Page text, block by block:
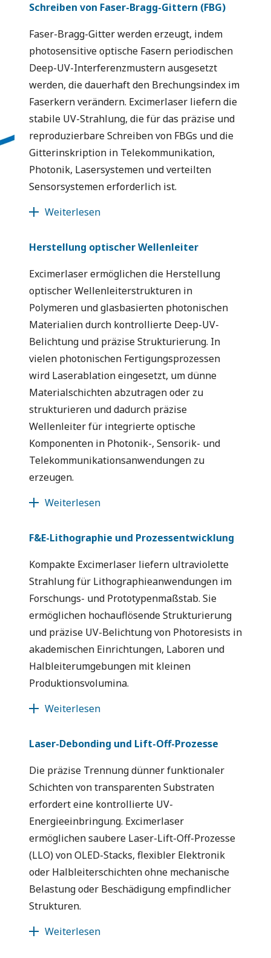
Schreiben von Faser-Bragg-Gittern (FBG)
Faser-Bragg-Gitter werden erzeugt, indem
photosensitive optische Fasern periodischen
Deep-UV-Interferenzmustern ausgesetzt
werden, die dauerhaft den Brechungsindex im
Faserkern verändern. Excimerlaser liefern die
stabile UV-Strahlung, die für das präzise und
reproduzierbare Schreiben von FBGs und die
Gitterinskription in Telekommunikation,
Photonik, Lasersystemen und verteilten
Sensorsystemen erforderlich ist.
Weiterlesen
Herstellung optischer Wellenleiter
Excimerlaser ermöglichen die Herstellung
optischer Wellenleiterstrukturen in
Polymeren und glasbasierten photonischen
Materialien durch kontrollierte Deep-UV-
Belichtung und präzise Strukturierung. In
vielen photonischen Fertigungsprozessen
wird Laserablation eingesetzt, um dünne
Materialschichten abzutragen oder zu
strukturieren und dadurch präzise
Wellenleiter für integrierte optische
Komponenten in Photonik-, Sensorik- und
Telekommunikationsanwendungen zu
erzeugen.
Weiterlesen
F&E-Lithographie und Prozessentwicklung
Kompakte Excimerlaser liefern ultraviolette
Strahlung für Lithographieanwendungen im
Forschungs- und Prototypenmaßstab. Sie
ermöglichen hochauflösende Strukturierung
und präzise UV-Belichtung von Photoresists in
akademischen Einrichtungen, Laboren und
Halbleiterumgebungen mit kleinen
Produktionsvolumina.
Weiterlesen
Laser-Debonding und Lift-Off-Prozesse
Die präzise Trennung dünner funktionaler
Schichten von transparenten Substraten
erfordert eine kontrollierte UV-
Energieeinbringung. Excimerlaser
ermöglichen saubere Laser-Lift-Off-Prozesse
(LLO) von OLED-Stacks, flexibler Elektronik
oder Halbleiterschichten ohne mechanische
Belastung oder Beschädigung empfindlicher
Strukturen.
Weiterlesen